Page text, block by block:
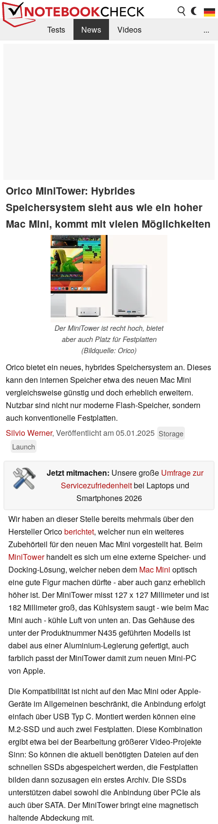
Tests News
Videos
...
Orico MiniTower: Hybrides
Speichersystem sieht aus wie ein hoher
Mac Mini, kommt mit vielen Möglichkeiten
Der MiniTower ist recht hoch, bietet
aber auch Platz für Festplatten
(Bildquelle: Orico)
Orico bietet ein neues, hybrides Speichersystem an. Dieses
kann den internen Speicher etwa des neuen Mac Mini
vergleichsweise günstig und doch erheblich erweitern.
Nutzbar sind nicht nur moderne Flash-Speicher, sondern
auch konventionelle Festplatten.
Silvio Werner, Veröffentlicht am05.01.2025 Storage
Launch
Jetzt mitmachen: Unsere große Umfrage zur
Servicezufriedenheitbei Laptops und
Smartphones 2026
Wir haben an dieser Stelle bereits mehrmals über den
Hersteller Oricoberichtet, welcher nun ein weiteres
Zubehörteil für den neuen Mac Mini vorgestellt hat. Beim
MiniTowerhandelt es sich um eine externe Speicher- und
Docking-Lösung, welcher neben dem Mac Mini optisch
eine gute Figur machen dürfte - aber auch ganz erheblich
höher ist. Der MiniTower misst 127 x 127 Millimeter und ist
182 Millimeter groß, das Kühlsystem saugt - wie beim Mac
Mini auch - kühle Luft von unten an. Das Gehäuse des
unter der Produktnummer N435 geführten Modells ist
dabei aus einer Aluminium-Legierung gefertigt, auch
farblich passt der MiniTower damit zum neuen Mini-PC
von Apple.
Die Kompatibilität ist nicht auf den Mac Mini oder Apple-
Geräte im Allgemeinen beschränkt, die Anbindung erfolgt
einfach über USB Typ C. Montiert werden können eine
M.2-SSD und auch zwei Festplatten. Diese Kombination
ergibt etwa bei der Bearbeitung größerer Video-Projekte
Sinn: So können die aktuell benötigten Dateien auf den
schnellen SSDs abgespeichert werden, die Festplatten
bilden dann sozusagen ein erstes Archiv. Die SSDs
unterstützen dabei sowohl die Anbindung über PCIe als
auch über SATA. Der MiniTower bringt eine magnetisch
haltende Abdeckung mit.